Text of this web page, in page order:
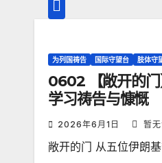
为列国祷告 国际守望台 肢体守
0602 【敞开的
学习祷告与慷慨
2026年6月1日 暂
敞开的门 从五位伊朗